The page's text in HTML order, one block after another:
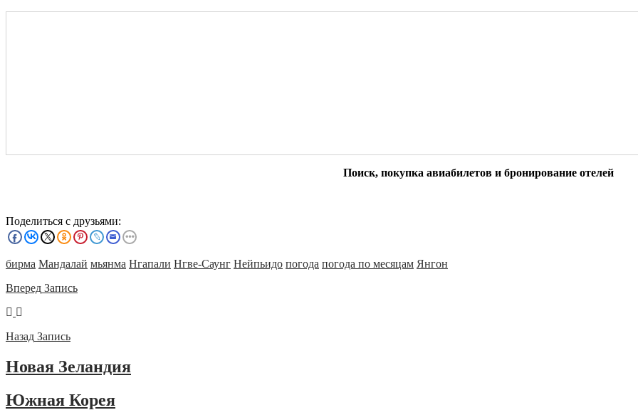
Поиск, покупка авиабилетов и бронирование отелей
Поделиться с друзьями:
бирма Мандалай мьянма Нгапали Нгве-Саунг Нейпьидо погода погода по месяцам Янгон
Вперед Запись
Назад Запись
Новая Зеландия
Южная Корея